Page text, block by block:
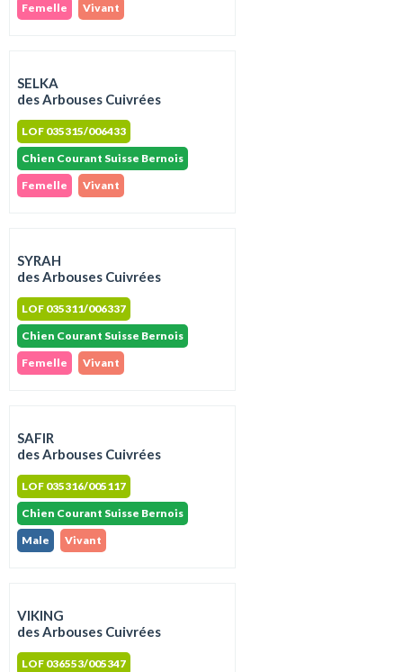
Femelle
Vivant
SELKA
des Arbouses Cuivrées
LOF 035315/006433
Chien Courant Suisse Bernois
Femelle
Vivant
SYRAH
des Arbouses Cuivrées
LOF 035311/006337
Chien Courant Suisse Bernois
Femelle
Vivant
SAFIR
des Arbouses Cuivrées
LOF 035316/005117
Chien Courant Suisse Bernois
Male
Vivant
VIKING
des Arbouses Cuivrées
LOF 036553/005347